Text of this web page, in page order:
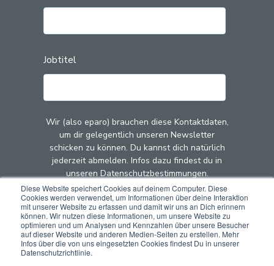
Diese Website speichert Cookies auf deinem Computer. Diese
Cookies werden verwendet, um Informationen über deine Interaktion
mit unserer Website zu erfassen und damit wir uns an Dich erinnern
können. Wir nutzen diese Informationen, um unsere Website zu
optimieren und um Analysen und Kennzahlen über unsere Besucher
auf dieser Website und anderen Medien-Seiten zu erstellen. Mehr
Infos über die von uns eingesetzten Cookies findest Du in unserer
Datenschutzrichtlinie.
Jobtitel
Wir (also eparo) brauchen diese Kontaktdaten,
um dir gelegentlich unseren Newsletter
schicken zu können. Du kannst dich natürlich
jederzeit abmelden. Infos dazu findest du in
unseren Datenschutzbestimmungen.
Mit dem Klick auf "Abschicken" stimmst du zu,
dass wir (also eparo) deine Kontaktdaten zu
diesem Zweck speichern und verarbeiten.